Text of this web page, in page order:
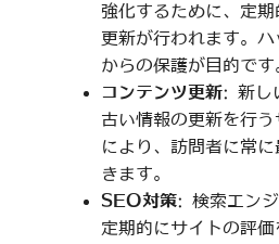
強化するために、定
更新が行われます。
からの保護が目的です
コンテンツ更新: 新し
古い情報の更新を行
により、訪問者に常
きます。
SEO対策: 検索エンジ
定期的にサイトの評